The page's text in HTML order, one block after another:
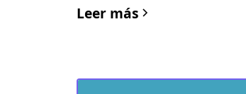
Leer más